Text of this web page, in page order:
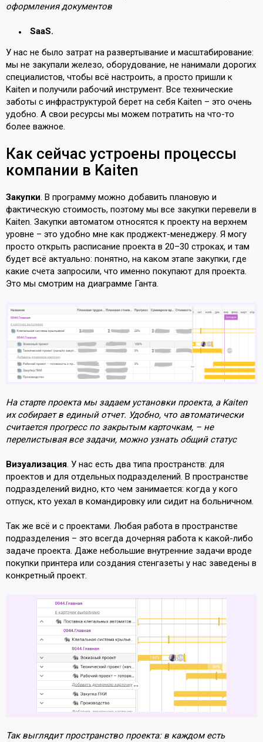
оформления документов
SaaS.
У нас не было затрат на развертывание и масштабирование:
мы не закупали железо, оборудование, не нанимали дорогих
специалистов, чтобы всё настроить, а просто пришли к
Kaiten и получили рабочий инструмент. Все технические
заботы с инфраструктурой берет на себя Kaiten – это очень
удобно. А свои ресурсы мы можем потратить на что-то
более важное.
Как сейчас устроены процессы
компании в Kaiten
Закупки. В программу можно добавить плановую и
фактическую стоимость, поэтому мы все закупки перевели в
Kaiten. Закупки автоматом относятся к проекту на верхнем
уровне – это удобно мне как проджект-менеджеру. Я могу
просто открыть расписание проекта в 20–30 строках, и там
будет всё актуально: понятно, на каком этапе закупки, где
какие счета запросили, что именно покупают для проекта.
Это мы смотрим на диаграмме Ганта.
На старте проекта мы задаем установки проекта, а Kaiten
их собирает в единый отчет. Удобно, что автоматически
считается прогресс по закрытым карточкам, – не
перелистывая все задачи, можно узнать общий статус
Визуализация . У нас есть два типа пространств: для
проектов и для отдельных подразделений. В пространстве
подразделений видно, кто чем занимается: когда у кого
отпуск, кто уехал в командировку или сидит на больничном.
Так же всё и с проектами. Любая работа в пространстве
подразделения – это всегда дочерняя работа к какой-либо
задаче проекта. Даже небольшие внутренние задачи вроде
покупки принтера или создания стенгазеты у нас заведены в
конкретный проект.
Так выглядит пространство проекта: в каждом есть